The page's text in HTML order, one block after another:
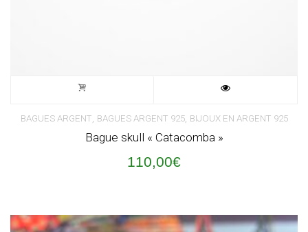
BAGUES ARGENT, BAGUES ARGENT 925, BIJOUX EN ARGENT 925
Bague skull « Catacomba »
110,00€